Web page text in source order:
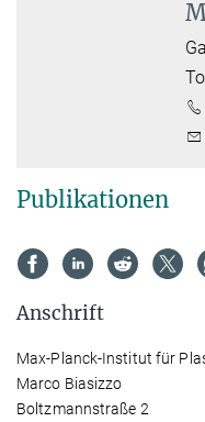
Publikationen
Anschrift
Max-Planck-Institut für
Marco Biasizzo
Boltzmannstraße 2